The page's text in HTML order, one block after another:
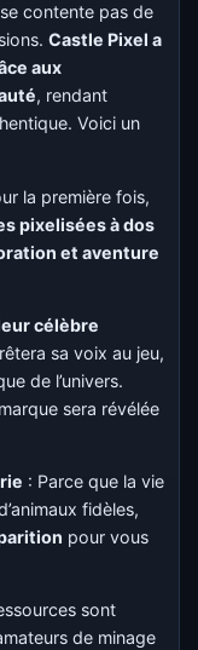
contente pas de
Castle Pixel a
aux
, rendant
Voici un
la première fois,
pixelisées à dos
et aventure
célèbre
sa voix au jeu,
de l’univers.
sera révélée
: Parce que la vie
fidèles,
pour vous
sont
de minage